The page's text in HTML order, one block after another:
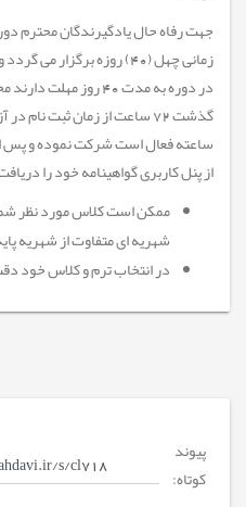
جهت رفاه حال یادگیرندگان محترم
زمانی چهل (40) روزه
در دوره به مدت 40 روز
ساعته فعال است شرکت نموده و پس
از پنل کاربری گواهینامه خود را
ممکن است کلاس مورد نظر
شهریه ای متفاوت از شهریه
در انتخاب ترم و کلاس خود
پیوند
کوتاه: